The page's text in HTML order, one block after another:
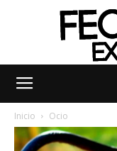
Inicio Ocio